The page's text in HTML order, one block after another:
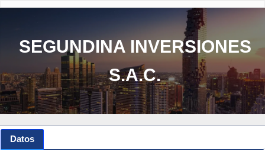
SEGUNDINA INVERSIONES
S.A.C.
Datos